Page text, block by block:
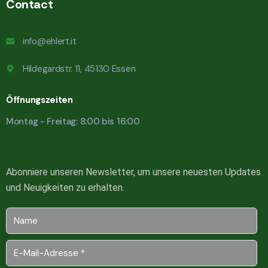
Contact
info@ehlert.it
Hildegardstr. 11, 45130 Essen
Öffnungszeiten
Montag - Freitag: 8:00 bis 16:00
Abonniere unseren Newsletter, um unsere neuesten Updates
und Neuigkeiten zu erhalten.